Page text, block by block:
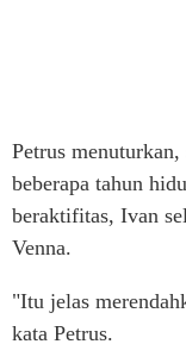
Petrus
beberapa tahun
beraktifitas, Ivan
Venna.
"Itu jelas
kata Petrus.